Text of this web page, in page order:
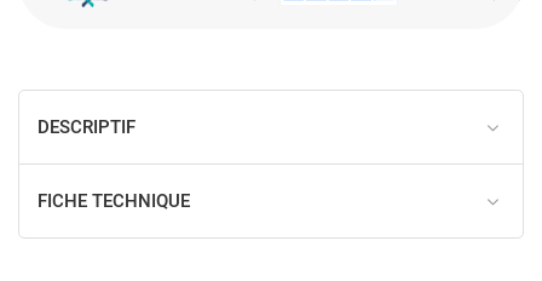
DESCRIPTIF
FICHE TECHNIQUE